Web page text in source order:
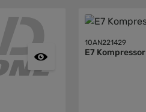
10AN221429
E7 Kompressor